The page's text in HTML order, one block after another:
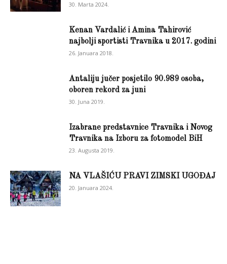
30. Marta 2024.
Kenan Vardalić i Amina Tahirović
najbolji sportisti Travnika u 2017. godini
26. Januara 2018.
Antaliju jučer posjetilo 90.989 osoba,
oboren rekord za juni
30. Juna 2019.
Izabrane predstavnice Travnika i Novog
Travnika na Izboru za fotomodel BiH
23. Augusta 2019.
NA VLAŠIĆU PRAVI ZIMSKI UGOĐAJ
20. Januara 2024.